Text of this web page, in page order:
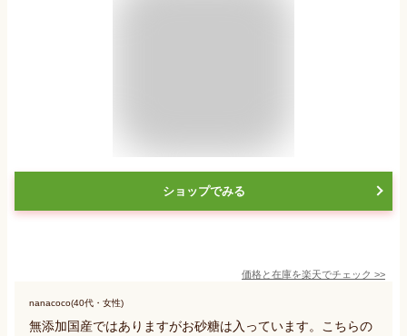
ショップでみる
価格と在庫を楽天でチェック >>
nanacoco(40代・女性)
無添加国産ではありますがお砂糖は入っています。こちらの